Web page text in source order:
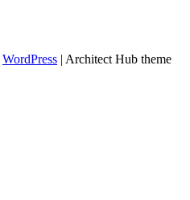
WordPress | Architect Hub theme